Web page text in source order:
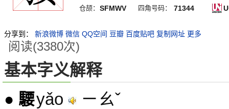
仓颉： SFMWV 四角号码： 71344
分享到： 新浪微博 微信 QQ空间 豆瓣 百度贴吧 复制网址 更多
阅读(3380次)
基本字义解释
● 騕yǎo ㄧㄠˇ